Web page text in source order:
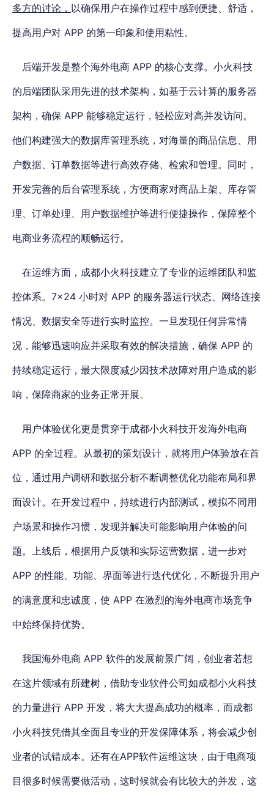
多方的讨论， 以确保用户在操作过程中感到便捷、舒适，
提高用户对 APP 的第一印象和使用粘性。
后端开发是整个海外电商 APP 的核心支撑。小火科技
的后端团队采用先进的技术架构，如基于云计算的服务器
架构，确保 APP 能够稳定运行，轻松应对高并发访问。
他们构建强大的数据库管理系统，对海量的商品信息、用
户数据、订单数据等进行高效存储、检索和管理。同时，
开发完善的后台管理系统，方便商家对商品上架、库存管
理、订单处理、用户数据维护等进行便捷操作，保障整个
电商业务流程的顺畅运行。
在运维方面，成都小火科技建立了专业的运维团队和监
控体系。7×24 小时对 APP 的服务器运行状态、网络连接
情况、数据安全等进行实时监控。一旦发现任何异常情
况，能够迅速响应并采取有效的解决措施，确保 APP 的
持续稳定运行，最大限度减少因技术故障对用户造成的影
响，保障商家的业务正常开展。
用户体验优化更是贯穿于成都小火科技开发海外电商
APP 的全过程。从最初的策划设计，就将用户体验放在首
位，通过用户调研和数据分析不断调整优化功能布局和界
面设计。在开发过程中，持续进行内部测试，模拟不同用
户场景和操作习惯，发现并解决可能影响用户体验的问
题。上线后，根据用户反馈和实际运营数据，进一步对
APP 的性能、功能、界面等进行迭代优化，不断提升用户
的满意度和忠诚度，使 APP 在激烈的海外电商市场竞争
中始终保持优势。
我国海外电商 APP 软件的发展前景广阔，创业者若想
在这片领域有所建树，借助专业软件公司如成都小火科技
的力量进行 APP 开发，将大大提高成功的概率，而成都
小火科技凭借其全面且专业的开发保障体系，将会减少创
业者的试错成本。 还有在APP软件运维这块，由于电商项
目很多时候需要做活动，这时候就会有比较大的并发，这